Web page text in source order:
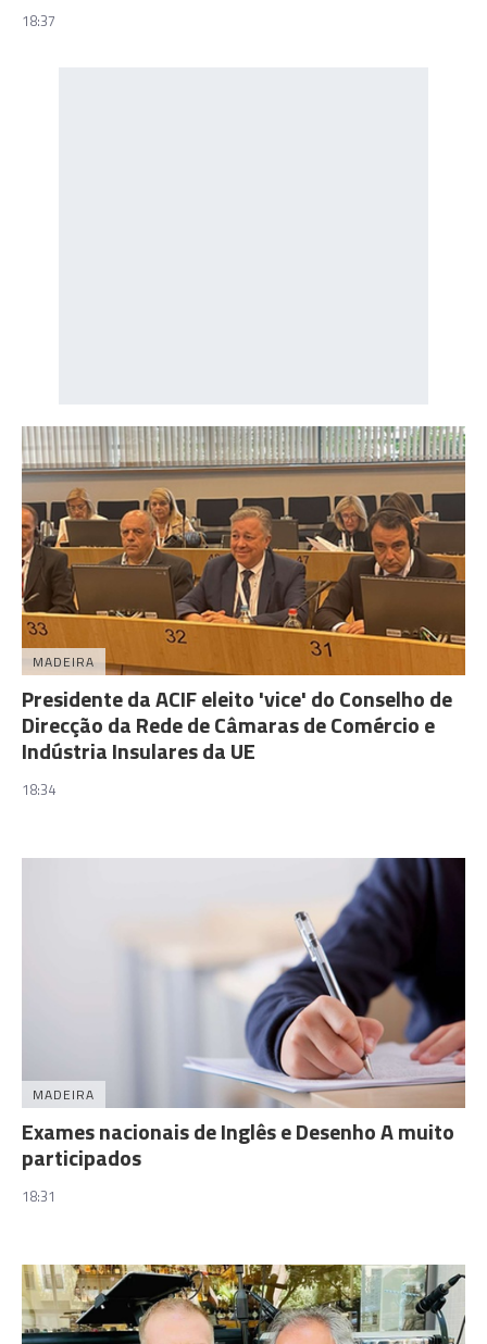
18:37
MADEIRA
Presidente da ACIF eleito 'vice' do Conselho de
Direcção da Rede de Câmaras de Comércio e
Indústria Insulares da UE
18:34
MADEIRA
Exames nacionais de Inglês e Desenho A muito
participados
18:31